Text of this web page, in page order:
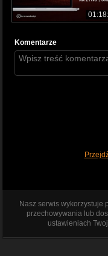
Komentarze
Nasz serwis wykorzystuje
przechowywania lub
ustawieniach